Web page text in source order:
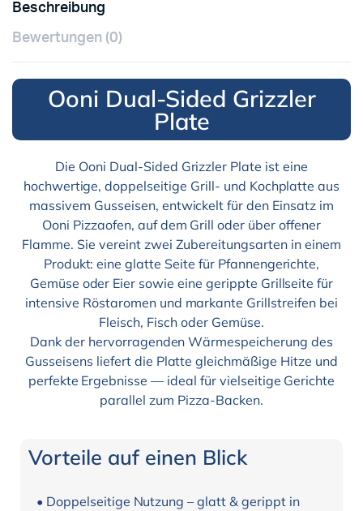
Beschreibung
Bewertungen (0)
Ooni Dual-Sided Grizzler
Plate
Die Ooni Dual-Sided Grizzler Plate ist eine
hochwertige, doppelseitige Grill- und Kochplatte aus
massivem Gusseisen, entwickelt für den Einsatz im
Ooni Pizzaofen, auf dem Grill oder über offener
Flamme. Sie vereint zwei Zubereitungsarten in einem
Produkt: eine glatte Seite für Pfannengerichte,
Gemüse oder Eier sowie eine gerippte Grillseite für
intensive Röstaromen und markante Grillstreifen bei
Fleisch, Fisch oder Gemüse.
Dank der hervorragenden Wärmespeicherung des
Gusseisens liefert die Platte gleichmäßige Hitze und
perfekte Ergebnisse — ideal für vielseitige Gerichte
parallel zum Pizza-Backen.
Vorteile auf einen Blick
• Doppelseitige Nutzung – glatt & gerippt in